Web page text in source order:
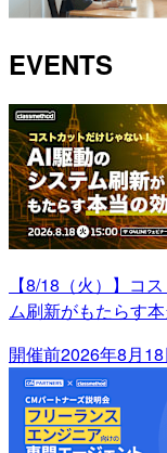
EVENTS
【8/18（火）】コ
ム刷新がもたらす
開催前2026年8月